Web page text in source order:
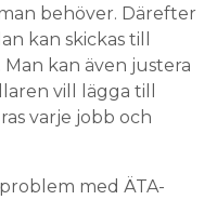
behöver. Därefter
kan skickas till
kan även justera
vill lägga till
varje jobb och
med ÄTA-